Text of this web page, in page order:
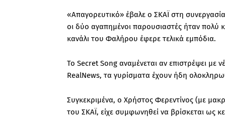
«Απαγορευτικό» έβαλε ο ΣΚΑΪ στη
οι δύο αγαπημένοι παρουσιαστές ήταν
κανάλι του Φαλήρου έφερε τελικά εμπόδια.
Το Secret Song αναμένεται αν επιστρέψει με
RealNews, τα γυρίσματα έχουν ήδη
Συγκεκριμένα, ο Χρήστος Φερεντίνος (με
του ΣΚΑΪ, είχε συμφωνηθεί να βρίσκεται ως